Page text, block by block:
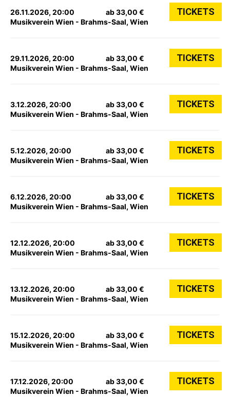
26.11.2026, 20:00
Musikverein Wien - Brahms-Saal, Wien
ab 33,00 € TICKETS
29.11.2026, 20:00
Musikverein Wien - Brahms-Saal, Wien
ab 33,00 € TICKETS
3.12.2026, 20:00
Musikverein Wien - Brahms-Saal, Wien
ab 33,00 € TICKETS
5.12.2026, 20:00
Musikverein Wien - Brahms-Saal, Wien
ab 33,00 € TICKETS
6.12.2026, 20:00
Musikverein Wien - Brahms-Saal, Wien
ab 33,00 € TICKETS
12.12.2026, 20:00
Musikverein Wien - Brahms-Saal, Wien
ab 33,00 € TICKETS
13.12.2026, 20:00
Musikverein Wien - Brahms-Saal, Wien
ab 33,00 € TICKETS
15.12.2026, 20:00
Musikverein Wien - Brahms-Saal, Wien
ab 33,00 € TICKETS
17.12.2026, 20:00
Musikverein Wien - Brahms-Saal, Wien
ab 33,00 € TICKETS